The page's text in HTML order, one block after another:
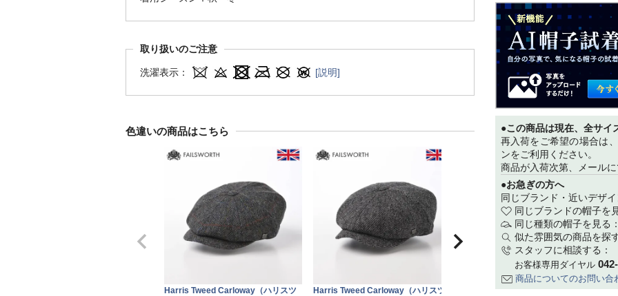
取り扱いのご注意
洗濯表示： [説明]
色違いの商品はこちら
Harris Tweed Carloway（ハリスツ
Harris Tweed Carloway（ハリスツ
Harris Tweed Carloway（ハリスツ
●この商品は現在、全サイ
再入荷をご希望の場合は
ンをご利用ください。
商品が入荷次第、メールに
●お急ぎの方へ
同じブランド・近いデザ
同じブランドの帽子を
同じ種類の帽子を見る：
似た雰囲気の商品を探
スタッフに相談する：
お客様専用ダイヤル
商品についてのお問い合